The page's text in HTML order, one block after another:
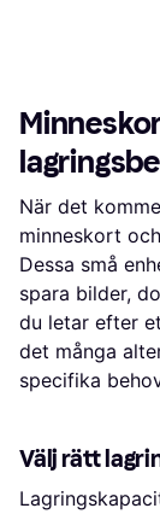
När det
minneskort
Dessa små
spara bilder,
du letar efter
det många
specifika
Välj rätt